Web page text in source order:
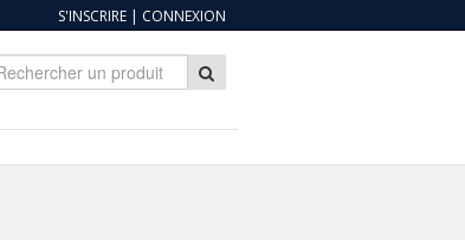
S'INSCRIRE | CONNEXION